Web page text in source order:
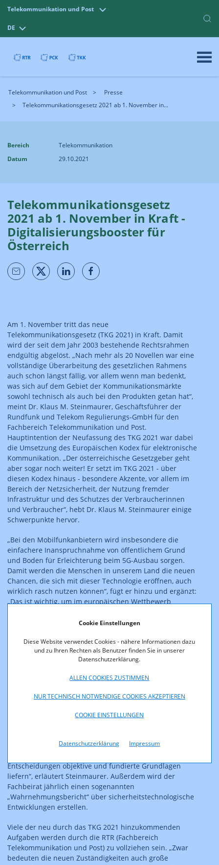
Cookie Einstellungen
Diese Website verwendet Cookies - nähere Informationen dazu
und zu Ihren Rechten als Benutzer finden Sie in unserer
Datenschutzerklärung.
ALLEN COOKIES ZUSTIMMEN
NUR TECHNISCH NOTWENDIGE COOKIES AKZEPTIEREN
COOKIE EINSTELLUNGEN
Datenschutzerklärung Impressum
Telekommunikation und Post
DE
Telekommunikation und Post
Presse
Telekommunikationsgesetz 2021 ab 1. November in...
Bereich
Telekommunikation
Datum
29.10.2021
Telekommunikationsgesetz
2021 ab 1. November in Kraft -
Digitalisierungsbooster für
Österreich
Am 1. November tritt das neue
Telekommunikationsgesetz (TKG 2021) in Kraft. Damit
wird der seit dem Jahr 2003 bestehende Rechtsrahmen
endgültig abgelöst. „Nach mehr als 20 Novellen war eine
vollständige Überarbeitung des gesetzlichen Rahmens
auch schon längst fällig, vor allem wenn man bedenkt,
was sich auf dem Gebiet der Kommunikationsmärkte
sowohl technisch als auch bei den Produkten getan hat“,
meint Dr. Klaus M. Steinmaurer, Geschäftsführer der
Rundfunk und Telekom Regulierungs-GmbH für den
Fachbereich Telekommunikation und Post.
Hauptintention der Neufassung des TKG 2021 war dabei
die Umsetzung des Europäischen Kodex für elektronische
Kommunikation. „Der österreichische Gesetzgeber geht
aber sogar noch weiter! Er setzt im TKG 2021 - über
diesen Kodex hinaus - besondere Akzente, vor allem im
Bereich der Netzsicherheit, der Nutzung fremder
Infrastruktur und des Schutzes der Verbraucherinnen
und Verbraucher“, hebt Dr. Klaus M. Steinmaurer einige
Schwerpunkte hervor.
„Bei den Mobilfunkanbietern wird insbesondere die
einfachere Inanspruchnahme von öffentlichem Grund
und Boden für Erleichterung beim 5G-Ausbau sorgen.
Damit werden die Menschen in unserem Land die neuen
Chancen, die sich mit dieser Technologie eröffnen, auch
wirklich rasch nutzen können“, fügt er hinzu und ergänzt:
„Das ist wichtig, um im europäischen Wettbewerb
Kommunikationsnetze sind aber auch kritische
Sicherheit dieser Netze für die Digitalisierung wird im
neuen TKG 2021 umfassend Rechnung getragen. Die
RTR-GmbH wird dabei ihre umfassende Expertise in
diesem Bereich in Zukunft noch stärker einbringen
können. „Bei der RTR wird ein aus 13 Personen
bestehender ‚Fachbeirat für Sicherheit in elektronischen
Vorsitz der RTR soll dabei Fragen über vermutetes oder
Datenschutz in unseren Netzen ausgeht, rasch
Entscheidungen objektive und fundierte Grundlagen
liefern“, erläutert Steinmaurer. Außerdem wird der
Fachbeirat jährlich einen sogenannten
„Wahrnehmungsbericht“ über sicherheitstechnologische
Entwicklungen erstellen.
Viele der neu durch das TKG 2021 hinzukommenden
Aufgaben werden durch die RTR (Fachbereich
Telekommunikation und Post) zu vollziehen sein. „Zwar
bedeuten die neuen Zuständigkeiten auch große